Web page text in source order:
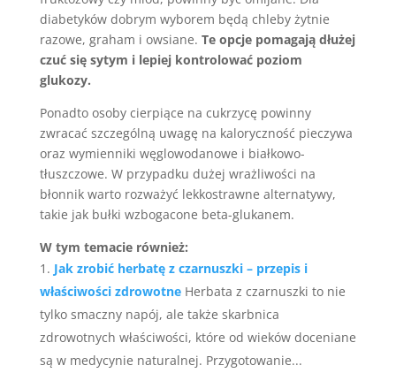
diabetyków dobrym wyborem będą chleby żytnie
razowe, graham i owsiane. Te opcje pomagają dłużej
czuć się sytym i lepiej kontrolować poziom
glukozy.
Ponadto osoby cierpiące na cukrzycę powinny
zwracać szczególną uwagę na kaloryczność pieczywa
oraz wymienniki węglowodanowe i białkowo-
tłuszczowe. W przypadku dużej wrażliwości na
błonnik warto rozważyć lekkostrawne alternatywy,
takie jak bułki wzbogacone beta-glukanem.
W tym temacie również:
Jak zrobić herbatę z czarnuszki – przepis i
właściwości zdrowotne Herbata z czarnuszki to nie
tylko smaczny napój, ale także skarbnica
zdrowotnych właściwości, które od wieków doceniane
są w medycynie naturalnej. Przygotowanie...